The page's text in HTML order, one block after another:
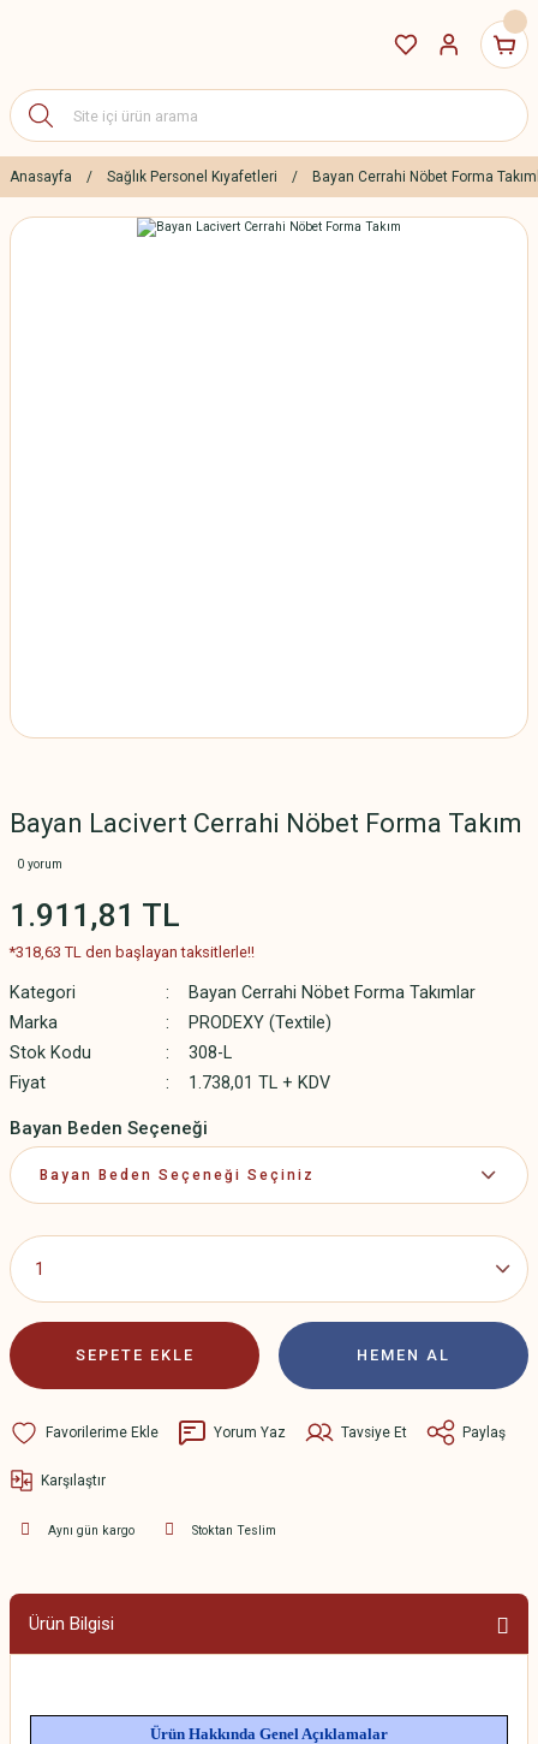
Anasayfa Sağlık Personel Kıyafetleri Bayan Cerrahi Nöbet Forma
Bayan Lacivert Cerrahi Nöbet Forma Takım
0 yorum
1.911,81 TL
*318,63 TL den başlayan taksitlerle!!
Kategori
Bayan Cerrahi Nöbet Forma Takımlar
Marka
PRODEXY (Textile)
Stok Kodu
308-L
Fiyat
1.738,01 TL + KDV
Bayan Beden Seçeneği
SEPETE EKLE HEMEN AL
Yorum Yaz Tavsiye Et Paylaş
Karşılaştır
Aynı gün kargo Stoktan Teslim
Ürün Bilgisi
Ürün Hakkında Genel Açıklamalar